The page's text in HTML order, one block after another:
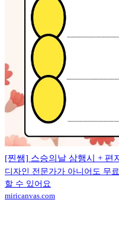
[찐쌤] 스승의날 삼행시 + 편
디자인 전문가가 아니어도 무
할 수 있어요
miricanvas.com